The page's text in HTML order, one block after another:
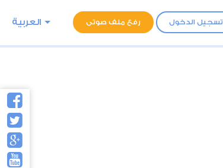
تسجيل الدخول رفع ملف صوتى العربية